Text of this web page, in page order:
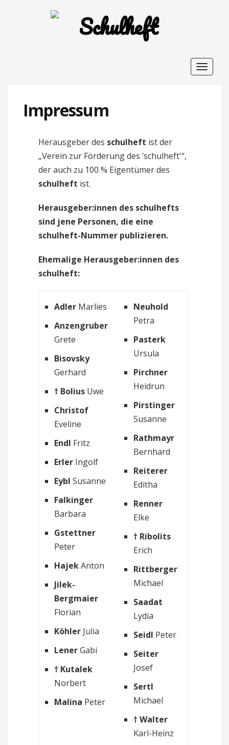
Toggle
Impressum
Herausgeber des schulheft ist der
„Verein zur Förderung des ’schulheft'“,
der auch zu 100 % Eigentümer des
schulheft ist.
Herausgeber:innen des schulhefts
sind jene Personen, die eine
schulheft-Nummer publizieren.
Ehemalige Herausgeber:innen des
schulheft:
Adler Marlies
Anzengruber
Grete
Bisovsky
Gerhard
† Bolius Uwe
Christof
Eveline
Endl Fritz
Erler Ingolf
Eybl Susanne
Falkinger
Barbara
Gstettner
Peter
HajekAnton
Jilek-
Bergmaier
Florian
Köhler Julia
LenerGabi
† Kutalek
Norbert
Malina Peter
Neuhold
Petra
Pasterk
Ursula
Pirchner
Heidrun
Pirstinger
Susanne
Rathmayr
Bernhard
Reiterer
Editha
Renner
Elke
† Ribolits
Erich
Rittberger
Michael
Saadat
Lydia
Seidl Peter
Seiter
Josef
Sertl
Michael
† Walter
Karl-Heinz